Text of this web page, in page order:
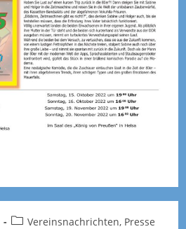
Beitrags-
Vereinsnachrichten, Presse